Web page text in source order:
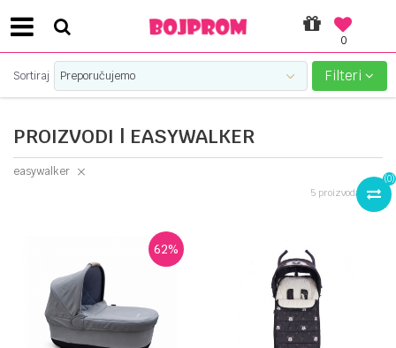
0
SIGURNO PLAĆANJE PLATNIM KARTICAMA!
(0)
PROIZVODI | EASYWALKER
Sortiraj Filteri
easywalker
5 proizvoda
62%